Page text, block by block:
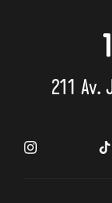
211